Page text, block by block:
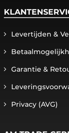
Levertijden &
Garantie &
Privacy (AVG)